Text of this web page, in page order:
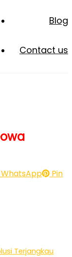
Blog
Contact us
WhatsApp
Pin
Terjangkau